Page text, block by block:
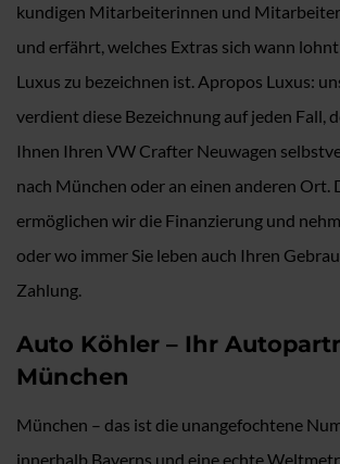
kundigen Mitarbeiterinnen und
und erfährt, welches Extras sich wann
Luxus zu bezeichnen ist. Apropos Luxus:
verdient diese Bezeichnung auf jeden Fall,
Ihnen Ihren VW Crafter Neuwagen
nach München oder an einen anderen Ort.
ermöglichen wir die Finanzierung und
oder wo immer Sie leben auch Ihren
Zahlung.
Auto Köhler – Ihr
München
München – das ist die unangefochtene
innerhalb Bayerns und eine echte